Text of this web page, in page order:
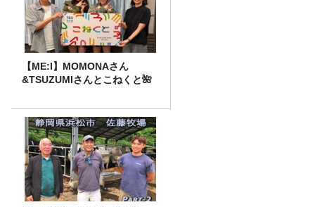
【ME:I】MOMONAさん
&TSUZUMIさんとこねくと🌺